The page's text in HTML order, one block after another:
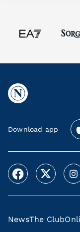
Download app
NewsThe Club